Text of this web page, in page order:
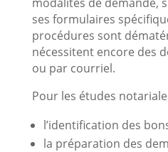
ses formulaires
procédures sont
nécessitent encore des
ou par courriel.
Pour les études
l’identification des
la préparation des